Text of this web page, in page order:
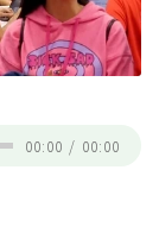
00:00 / 00:00